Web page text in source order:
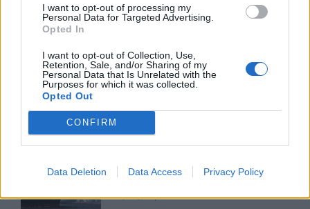
I want to opt-out of processing my
Personal Data for Targeted Advertising.
Opted In
I want to opt-out of Collection, Use,
Retention, Sale, and/or Sharing of my
Personal Data that Is Unrelated with the
Purposes for which it was collected.
Opted Out
CONFIRM
Data Deletion Data Access Privacy Policy
προβλέψεις της αγοράς
Η Revolut και η OpenAI
συνεργάζονται ώστε να φέρουν
το ChatGPT Go σε εκατομμύρια
30/07/26
Βραζιλία: Προσφεύγει στον ΠΟΕ
κατά των νέων αμερικανικών
δασμών
28/07/26|11:29